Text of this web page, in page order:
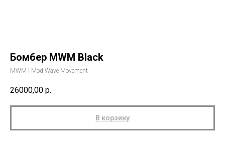
Бомбер MWM Black
MWM | Mod Wave Movement
26000,00 р.
В корзину